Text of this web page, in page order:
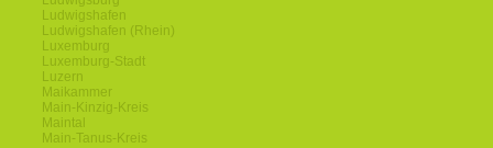
Ludwigshafen
Ludwigshafen (Rhein)
Luxemburg
Luxemburg-Stadt
Luzern
Maikammer
Main-Kinzig-Kreis
Maintal
Main-Tanus-Kreis